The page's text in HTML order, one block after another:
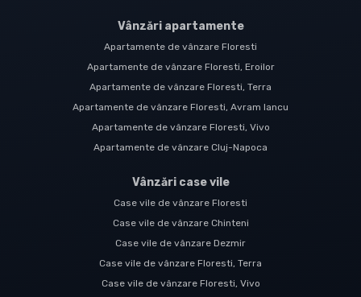
Vânzări apartamente
Apartamente de vânzare Floresti
Apartamente de vânzare Floresti, Eroilor
Apartamente de vânzare Floresti, Terra
Apartamente de vânzare Floresti, Avram Iancu
Apartamente de vânzare Floresti, Vivo
Apartamente de vânzare Cluj-Napoca
Vânzări case vile
Case vile de vânzare Floresti
Case vile de vânzare Chinteni
Case vile de vânzare Dezmir
Case vile de vânzare Floresti, Terra
Case vile de vânzare Floresti, Vivo